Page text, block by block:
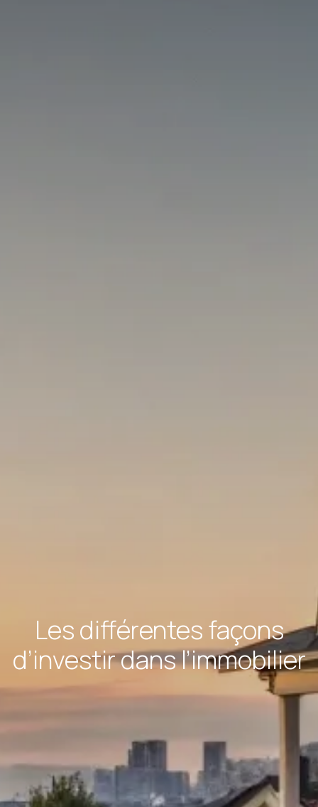
Les différentes façons
d’investir dans l’immobilier